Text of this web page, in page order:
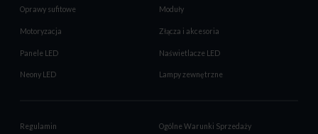
Oprawy sufitowe Moduły
Motoryzacja Złącza i akcesoria
Panele LED Naświetlacze LED
Neony LED Lampy zewnętrzne
Regulamin Ogólne Warunki Sprzedaży